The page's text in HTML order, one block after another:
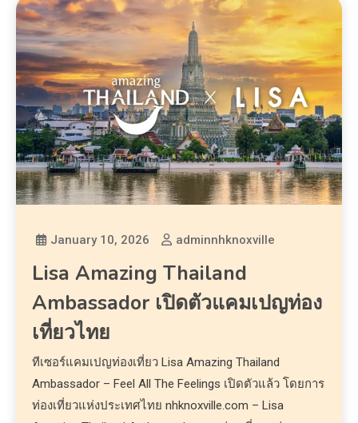
January 10, 2026 adminnhknoxville
Lisa Amazing Thailand
Ambassador เปิดตัวแคมเปญท่อง
เที่ยวไทย
ทีเซอร์แคมเปญท่องเที่ยว Lisa Amazing Thailand
Ambassador – Feel All The Feelings เปิดตัวแล้ว โดยการ
ท่องเที่ยวแห่งประเทศไทย nhknoxville.com – Lisa